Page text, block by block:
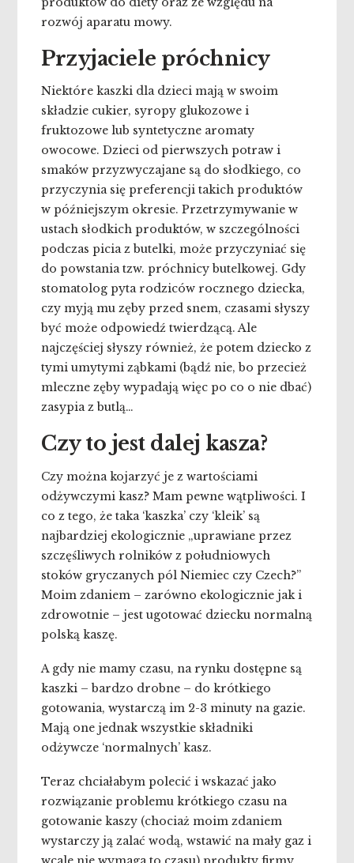
rozwój aparatu mowy.
Przyjaciele próchnicy
Niektóre kaszki dla dzieci mają w swoim
składzie cukier, syropy glukozowe i
fruktozowe lub syntetyczne aromaty
owocowe. Dzieci od pierwszych potraw i
smaków przyzwyczajane są do słodkiego, co
przyczynia się preferencji takich produktów
w późniejszym okresie. Przetrzymywanie w
ustach słodkich produktów, w szczególności
podczas picia z butelki, może przyczyniać się
do powstania tzw. próchnicy butelkowej. Gdy
stomatolog pyta rodziców rocznego dziecka,
czy myją mu zęby przed snem, czasami słyszy
być może odpowiedź twierdzącą. Ale
najczęściej słyszy również, że potem dziecko z
tymi umytymi ząbkami (bądź nie, bo przecież
mleczne zęby wypadają więc po co o nie dbać)
zasypia z butlą…
Czy to jest dalej kasza?
Czy można kojarzyć je z wartościami
odżywczymi kasz? Mam pewne wątpliwości. I
co z tego, że taka ‘kaszka’ czy ‘kleik’ są
najbardziej ekologicznie „uprawiane przez
szczęśliwych rolników z południowych
stoków gryczanych pól Niemiec czy Czech?”
Moim zdaniem – zarówno ekologicznie jak i
zdrowotnie – jest ugotować dziecku normalną
polską kaszę.
A gdy nie mamy czasu, na rynku dostępne są
kaszki – bardzo drobne – do krótkiego
gotowania, wystarczą im 2-3 minuty na gazie.
Mają one jednak wszystkie składniki
odżywcze ‘normalnych’ kasz.
Teraz chciałabym polecić i wskazać jako
rozwiązanie problemu krótkiego czasu na
gotowanie kaszy (chociaż moim zdaniem
wystarczy ją zalać wodą, wstawić na mały gaz i